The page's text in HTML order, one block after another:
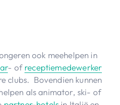
ook meehelpen in
- of receptiemedewerker
clubs. Bovendien kunnen
als animator, ski- of